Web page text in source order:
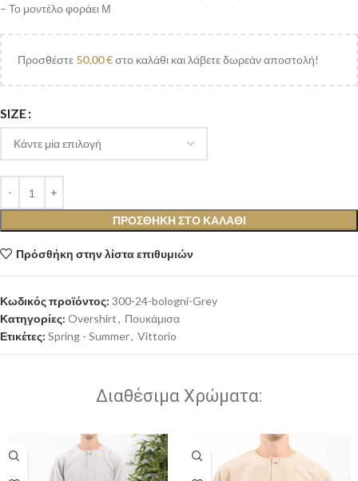
– Το μοντέλο φοράει Μ
Προσθέστε 50,00€στο καλάθι και λάβετε δωρεάν αποστολή!
SIZE
ΠΡΟΣΘΉΚΗ ΣΤΟ ΚΑΛΆΘΙ
Πρόσθήκη στην λίστα επιθυμιών
Κωδικός προϊόντος: 300-24-bologni-Grey
Κατηγορίες: Overshirt, Πουκάμισα
Ετικέτες: Spring - Summer, Vittorio
Διαθέσιμα Χρώματα: